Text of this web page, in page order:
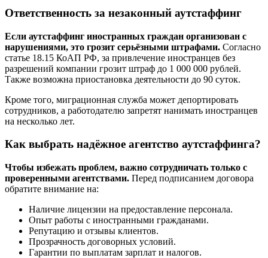
Ответственность за незаконный аутстаффинг
Если аутстаффинг иностранных граждан организован с
нарушениями, это грозит серьёзными штрафами. Согласно
статье 18.15 КоАП РФ, за привлечение иностранцев без
разрешений компании грозит штраф до 1 000 000 рублей.
Также возможна приостановка деятельности до 90 суток.
Кроме того, миграционная служба может депортировать
сотрудников, а работодателю запретят нанимать иностранцев
на несколько лет.
Как выбрать надёжное агентство аутстаффинга?
Чтобы избежать проблем, важно сотрудничать только с
проверенными агентствами. Перед подписанием договора
обратите внимание на:
Наличие лицензии на предоставление персонала.
Опыт работы с иностранными гражданами.
Репутацию и отзывы клиентов.
Прозрачность договорных условий.
Гарантии по выплатам зарплат и налогов.